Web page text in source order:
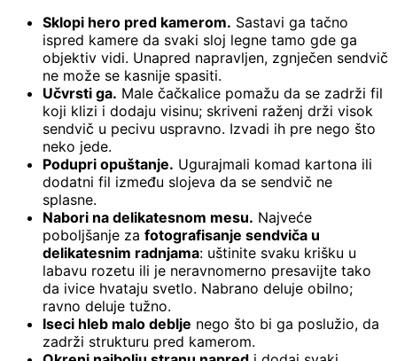
Sklopi hero pred kamerom. Sastavi ga tačno
ispred kamere da svaki sloj legne tamo gde ga
objektiv vidi. Unapred napravljen, zgnječen sendvič
ne može se kasnije spasiti.
Učvrsti ga. Male čačkalice pomažu da se zadrži fil
koji klizi i dodaju visinu; skriveni raženj drži visok
sendvič u pecivu uspravno. Izvadi ih pre nego što
neko jede.
Podupri opuštanje. Ugurajmali komad kartona ili
dodatni fil između slojeva da se sendvič ne
splasne.
Nabori na delikatesnom mesu. Najveće
poboljšanje za fotografisanje sendviča u
delikatesnim radnjama: uštinite svaku krišku u
labavu rozetu ili je neravnomerno presavijte tako
da ivice hvataju svetlo. Nabrano deluje obilno;
ravno deluje tužno.
Iseci hleb malo deblje nego što bi ga poslužio, da
zadrži strukturu pred kamerom.